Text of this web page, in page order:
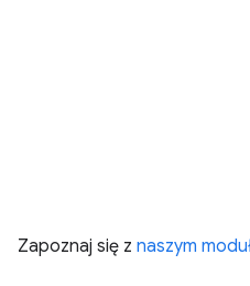
Zapoznaj się z naszym